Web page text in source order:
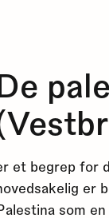
et begrep for
er
som